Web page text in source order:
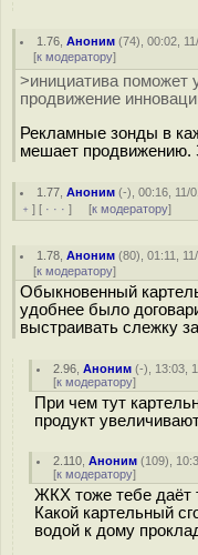
1.76 ,Аноним (74), 00:02,
[к модератору]
>инициатива поможет
продвижение
Рекламные зонды в
мешает продвижению.
1.77 ,Аноним (-), 00:16, 11/
﹢ ] [ · · · ] [к модератору]
1.78 ,Аноним (80), 01:11,
[к модератору]
Обыкновенный
удобнее было
выстраивать слежку
2.96 ,Аноним (-), 13:03,
[к модератору]
При чем тут
продукт
2.110 ,Аноним (109),
[к модератору]
ЖКХ тоже тебе даёт
Какой картельный
водой к дому